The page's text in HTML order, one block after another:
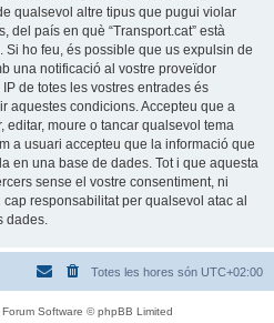
qualsevol altre tipus que pugui violar
del país en què “Transport.cat” està
ho feu, és possible que us expulsin de
una notificació al vostre proveïdor
IP de totes les vostres entrades és
aquestes condicions. Accepteu que a
editar, moure o tancar qualsevol tema
a usuari accepteu que la informació que
en una base de dades. Tot i que aquesta
sense el vostre consentiment, ni
cap responsabilitat per qualsevol atac al
dades.
Totes les hores són UTC+02:00
Software © phpBB Limited